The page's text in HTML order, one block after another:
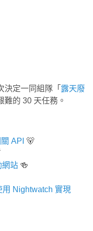
決定一同組隊「 露天廢
難的 30 天任務。
API 🐻
網站 🍻
Nightwatch 實現